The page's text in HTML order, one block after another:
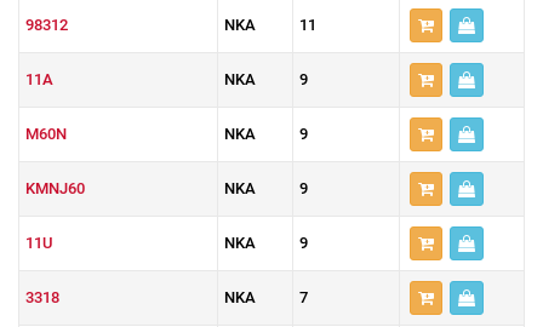
98312 NKA 11
11A NKA 9
M60N NKA 9
KMNJ60 NKA 9
11U NKA 9
3318 NKA 7